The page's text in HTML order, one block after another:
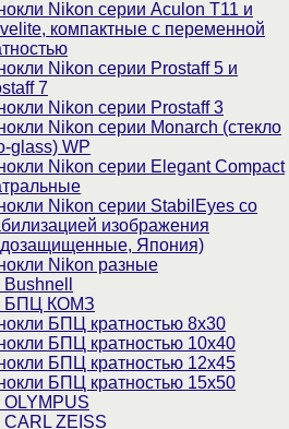
Nikon серии Aculon T11 и
компактные с переменной
Nikon серии Prostaff 5 и
7
Nikon серии Prostaff 3
Nikon серии Monarch (стекло
glass) WP
Nikon серии Elegant Compact
Nikon серии StabilEyes со
изображения
Япония)
Nikon разные
БПЦ КОМЗ
БПЦ кратностью 8х30
БПЦ кратностью 10х40
БПЦ кратностью 12х45
БПЦ кратностью 15х50
OLYMPUS
CARL ZEISS